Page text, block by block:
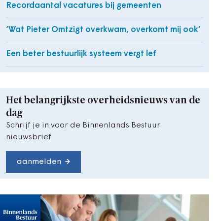
Recordaantal vacatures bij gemeenten
‘Wat Pieter Omtzigt overkwam, overkomt mij ook’
Een beter bestuurlijk systeem vergt lef
Het belangrijkste overheidsnieuws van de
dag
Schrijf je in voor de Binnenlands Bestuur
nieuwsbrief
aanmelden